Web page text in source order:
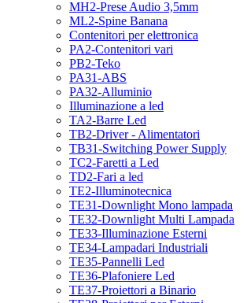
MH2-Prese Audio 3,5mm
ML2-Spine Banana
Contenitori per elettronica
PA2-Contenitori vari
PB2-Teko
PA31-ABS
PA32-Alluminio
Illuminazione a led
TA2-Barre Led
TB2-Driver - Alimentatori
TB31-Switching Power Supply
TC2-Faretti a Led
TD2-Fari a led
TE2-Illuminotecnica
TE31-Downlight Mono lampada
TE32-Downlight Multi Lampada
TE33-Illuminazione Esterni
TE34-Lampadari Industriali
TE35-Pannelli Led
TE36-Plafoniere Led
TE37-Proiettori a Binario